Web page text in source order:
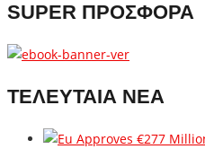
SUPER ΠΡΟΣΦΟΡΑ
ΤΕΛΕΥΤΑΙΑ ΝΕΑ